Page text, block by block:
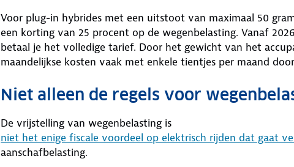
Voor plug-in hybrides met een uitstoot van maximaal 50
een korting van 25 procent op de wegenbelasting. Vanaf
betaal je het volledige tarief. Door het gewicht van het
maandelijkse kosten vaak met enkele tientjes per maand
Niet alleen de regels voor
De vrijstelling van wegenbelasting is
niet het enige fiscale voordeel op elektrisch rijden dat gaat
aanschafbelasting.